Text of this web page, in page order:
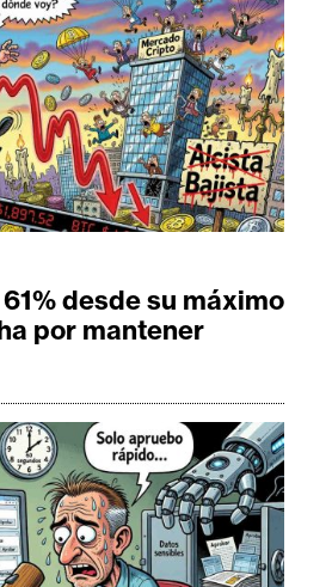
desde su máximo
por mantener